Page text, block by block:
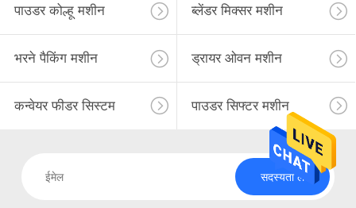
पाउडर कोल्हू मशीन ब्लेंडर मिक्सर मशीन
भरने पैकिंग मशीन ड्रायर ओवन मशीन
कन्वेयर फीडर सिस्टम पाउडर सिफ्टर मशीन
सदस्यता लें